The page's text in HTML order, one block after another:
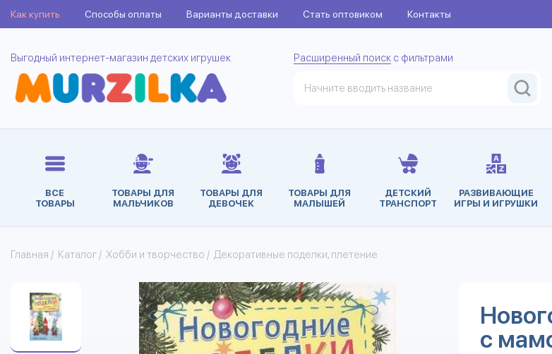
Как купить Способы оплаты Варианты доставки Стать оптовиком Контакты
Выгодный интернет-магазин детских игрушек Расширенный поиск с фильтрами
ВСЕ
ТОВАРЫ
ТОВАРЫ ДЛЯ
МАЛЬЧИКОВ
ТОВАРЫ ДЛЯ
ДЕВОЧЕК
ТОВАРЫ ДЛЯ
МАЛЫШЕЙ
ДЕТСКИЙ
ТРАНСПОРТ
РАЗВИВАЮЩИЕ
ИГРЫ И ИГРУШКИ
Главная / Каталог / Хобби и творчество / Декоративные поделки, плетение
с